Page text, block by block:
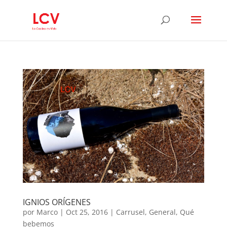
IGNIOS ORÍGENES
por Marco| Oct 25, 2016| Carrusel, General, Qué
bebemos